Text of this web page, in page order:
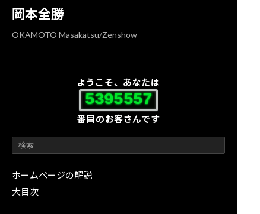
岡本全勝
OKAMOTO Masakatsu/Zenshow
ようこそ、あなたは
5395557
番目のお客さんです
ホームページの解説
大目次